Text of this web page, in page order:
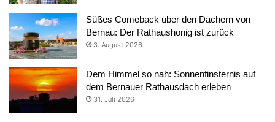
Süßes Comeback über den Dächern von
Bernau: Der Rathaushonig ist zurück
3. August 2026
Dem Himmel so nah: Sonnenfinsternis auf
dem Bernauer Rathausdach erleben
31. Juli 2026